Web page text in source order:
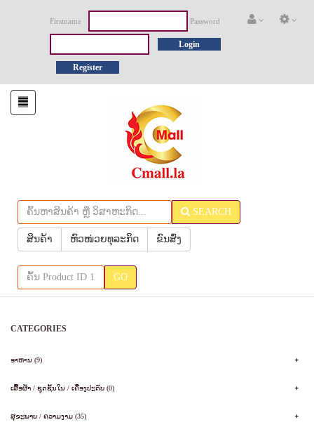
Firstname Password
Login
Register
Toggle
navigation
SEARCH
ສິນຄ້າ ຫົວໜ່ວຍທຸລະກິດ ຂົນສົ່ງ
GO
CATEGORIES
ອາຫານ (9)
ເສື້ອຜ້າ / ຊຸດຊັ້ນໃນ / ເຄື່ອງປະດັບ (0)
ສຸຂະພາບ / ຄວາມງາມ (35)